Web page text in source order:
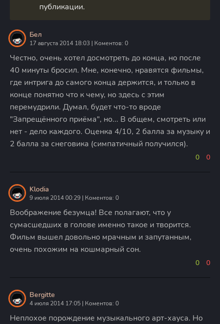
публикации.
Бел
17 августа 2014 18:03 | Коментов: 0
Честно, очень хотел досмотреть до конца, но после
40 минуты бросил. Мне, конечно, нравятся фильмы,
где интрига до самого конца держится, и только в
конце понятно что к чему, но здесь с этим
перемудрили. Думал, будет что-то вроде
"Запрещённого приёма", но... В общем, смотреть или
нет - дело каждого. Оценка 4/10, 2 балла за музыку и
2 балла за снеговика (симпатичный получился).
0 0
Klodia
9 июля 2014 00:29 | Коментов: 0
Воображение безумца! Все полагают, что у
сумасшедших в голове именно такое и творится.
Фильм вышел довольно мрачным и запутанным,
очень похожим на кошмарный сон.
0 0
Bergitte
4 июля 2014 17:05 | Коментов: 0
Неплохое порождение музыкального арт-хауса. Но